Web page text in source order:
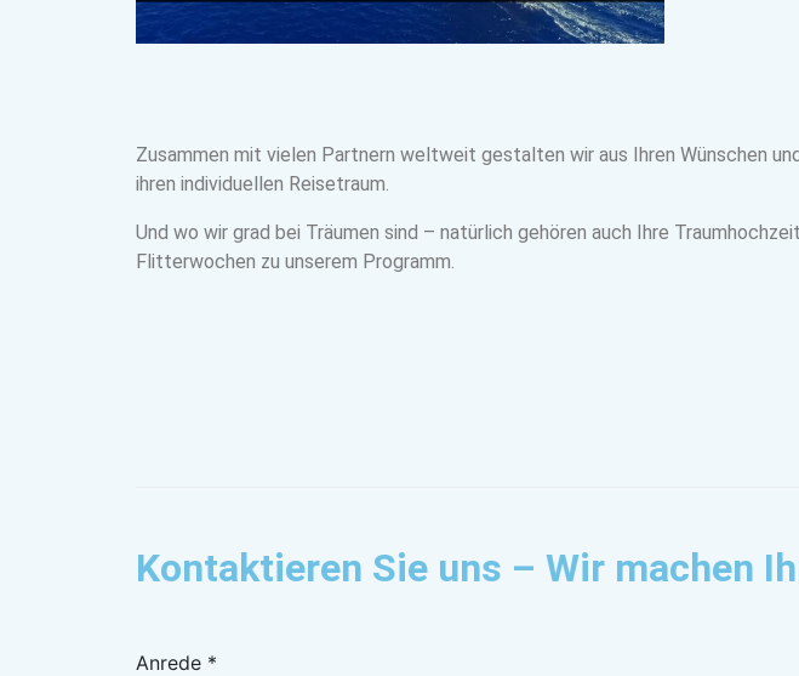
Zusammen mit vielen Partnern weltweit gestalten wir aus Ihren Wünschen
ihren individuellen Reisetraum.
Und wo wir grad bei Träumen sind – natürlich gehören auch Ihre
Flitterwochen zu unserem Programm.
Kontaktieren Sie uns – Wir machen
Anrede *